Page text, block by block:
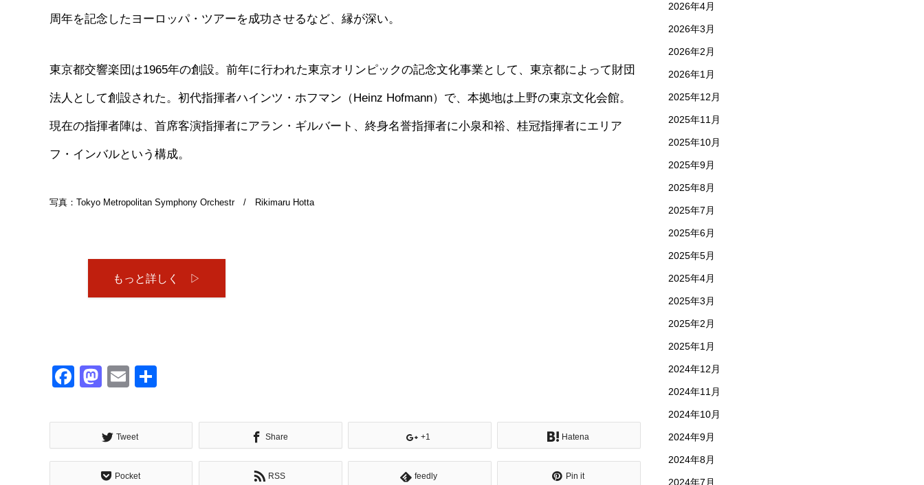
周年を記念したヨーロッパ・ツアーを成功させるなど、縁が深い。
東京都交響楽団は1965年の創設。前年に行われた東京オリンピックの記念文化事業として、東京都によって財団
法人として創設された。初代指揮者ハインツ・ホフマン（Heinz Hofmann）で、本拠地は上野の東京文化会館。
現在の指揮者陣は、首席客演指揮者にアラン・ギルバート、終身名誉指揮者に小泉和裕、桂冠指揮者にエリア
フ・インバルという構成。
写真：Tokyo Metropolitan Symphony Orchestr / Rikimaru Hotta
もっと詳しく ▷
Facebook
Mastodon
Email
Tweet Share +1 Hatena
Pocket RSS feedly Pin it
2026年4月
2026年3月
2026年2月
2026年1月
2025年12月
2025年11月
2025年10月
2025年9月
2025年8月
2025年7月
2025年6月
2025年5月
2025年4月
2025年3月
2025年2月
2025年1月
2024年12月
2024年11月
2024年10月
2024年9月
2024年8月
2024年7月